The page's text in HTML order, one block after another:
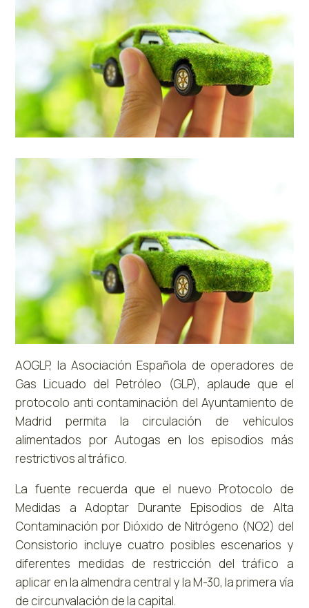
AOGLP, la Asociación Española de operadores de
Gas Licuado del Petróleo (GLP), aplaude que el
protocolo anti contaminación del Ayuntamiento de
Madrid permita la circulación de vehículos
alimentados por Autogas en los episodios más
restrictivos al tráfico.
La fuente recuerda que el nuevo Protocolo de
Medidas a Adoptar Durante Episodios de Alta
Contaminación por Dióxido de Nitrógeno (NO2) del
Consistorio incluye cuatro posibles escenarios y
diferentes medidas de restricción del tráfico a
aplicar en la almendra central y la M-30, la primera vía
de circunvalación de la capital.